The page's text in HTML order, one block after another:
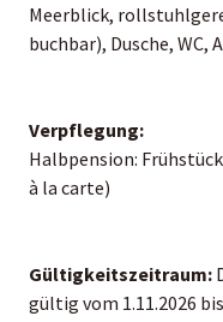
Meerblick,
buchbar), Dusche, WC,
Verpflegung:
Halbpension:
à la carte)
Gültigkeitszeitraum:
gültig vom 1.11.2026